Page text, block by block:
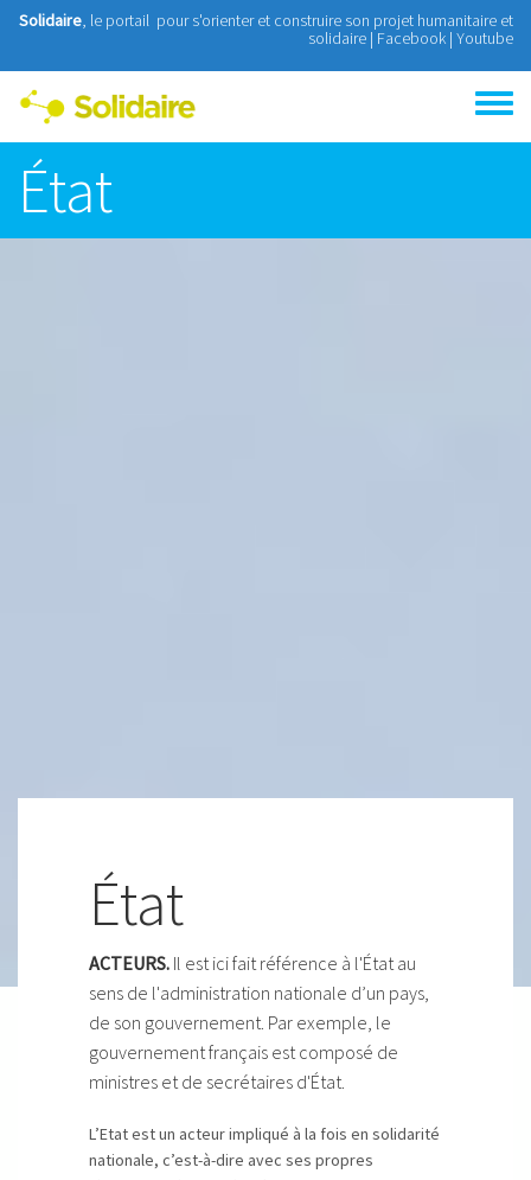
Aller au contenu principal
Solidaire, le portail pour s'orienter et construire son projet humanitaire et
solidaire | Facebook | Youtube
Toggle
menu
État
État
ACTEURS. Il est ici fait référence à l'État au
sens de l'administration nationale d’un pays,
de son gouvernement. Par exemple, le
gouvernement français est composé de
ministres et de secrétaires d'État.
L’Etat est un acteur impliqué à la fois en solidarité
nationale, c’est-à-dire avec ses propres